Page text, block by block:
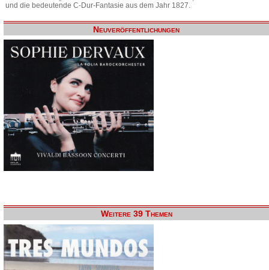
und die bedeutende C-Dur-Fantasie aus dem Jahr 1827.
Neuveröffentlichungen
Weitere 39 Themen